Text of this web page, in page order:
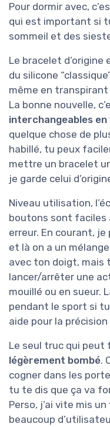
Pour dormir avec,
qui est important si
sommeil et des
Le bracelet
du silicone
même en transpirant
La bonne nouvelle,
interchangeables en
quelque chose de
habillé, tu peux
mettre un bracelet
je garde celui
Niveau utilisation,
boutons sont faciles
erreur. En courant,
et là on a un
avec ton doigt, mais
lancer/arrêter une
mouillé ou en sueur.
pendant le sport si
aide pour la
Le seul truc qui peut
légèrement bombé.
cogner dans les
tu te dis que ça va
Perso, j’ai vite mis
beaucoup